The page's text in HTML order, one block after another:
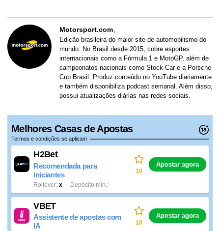
Motorsport.com
Edição brasileira do maior site de automobilismo do
mundo. No Brasil desde 2015, cobre esportes
internacionais como a Fórmula 1 e MotoGP, além de
campeonatos nacionais como Stock Car e a Porsche
Cup Brasil. Produz conteúdo no YouTube diariamente
e também disponibiliza podcast semanal. Além disso,
possui atualizações diárias nas redes sociais.
Melhores Casas de Apostas
Termos e condições se aplicam
H2Bet
Recomendada para
iniciantes
x
Rollover Depósito min.
10
Apostar agora
VBET
Assistente de apostas com
IA
10
Apostar agora